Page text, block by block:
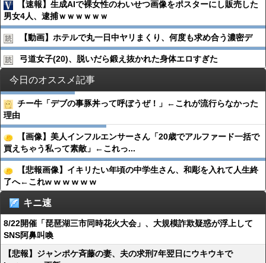
【速報】生成AIで裸女性のわいせつ画像をポスターにし販売した
男女4人、逮捕ｗｗｗｗｗｗ
【動画】ホテルで丸一日中ヤリまくり、何度も求め合う濃密デ
弓道女子(20)、脱いだら鍛え抜かれた身体エロすぎた
今日のオススメ記事
チー牛「デブの事豚丼って呼ぼうぜ！」←これが流行らなかった
理由
【画像】美人インフルエンサーさん「20歳でアルファード一括で
買えちゃう私って素敵」←これっ...
【悲報画像】イキリたい年頃の中学生さん、和彫を入れて人生終
了へ←これw w w w w w
キニ速
8/22開催「琵琶湖三市同時花火大会」、大規模詐欺疑惑が浮上して
SNS阿鼻叫喚
【悲報】ジャンポケ斉藤の妻、夫の求刑7年翌日にウキウキで